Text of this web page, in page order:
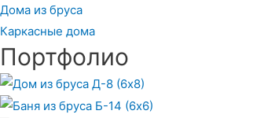
Дома из бруса
Каркасные дома
Портфолио